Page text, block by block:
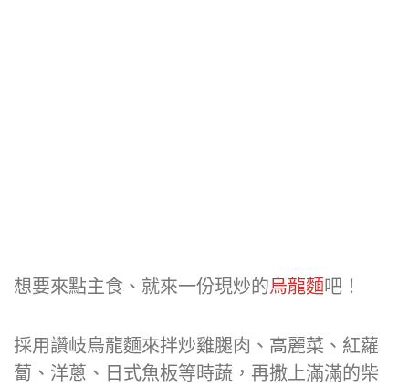
想要來點主食、就來一份現炒的烏龍麵吧！
採用讚岐烏龍麵來拌炒雞腿肉、高麗菜、紅蘿
蔔、洋蔥、日式魚板等時蔬，再撒上滿滿的柴